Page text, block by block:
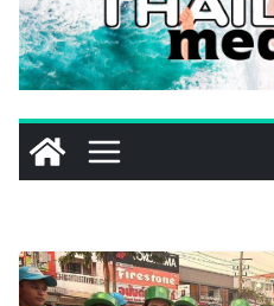
เหิงลี่ แมนูแฟคเจอริ่ง เท
แห่งใหม่ในชลบุรี เดินหน้
ออกเฉียงใต้ เสริมแกร่งยุ
LORDNINE จัดศึกคนดัง
“Rise of the Tenth
ฉลองเซิร์ฟเวอร์ใหม่ เฮเล
PIPPER STANDARD®
แห้งสัตว์เลี้ยง ชูนวัตกรร